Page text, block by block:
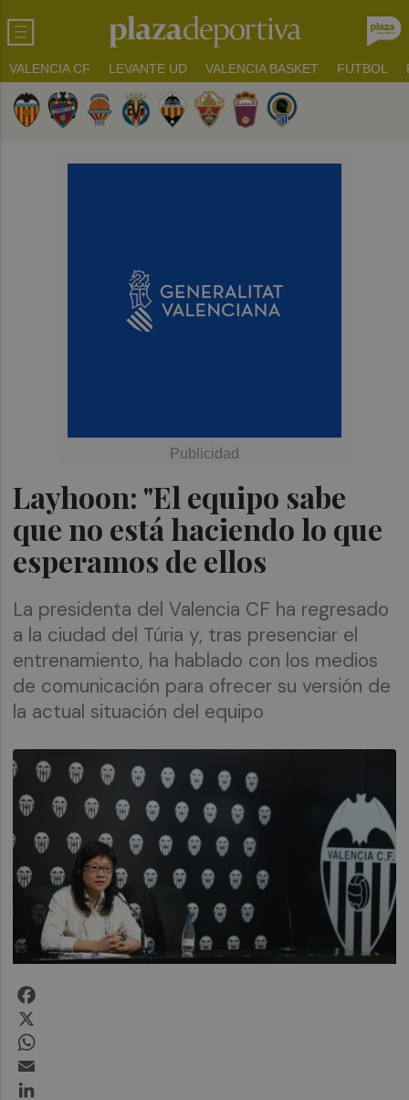
VALENCIA CF LEVANTE UD VALENCIA BASKET FUTBOL
Layhoon: "El equipo sabe
que no está haciendo lo que
esperamos de ellos
La presidenta del Valencia CF ha regresado
a la ciudad del Túria y, tras presenciar el
entrenamiento, ha hablado con los medios
de comunicación para ofrecer su versión de
la actual situación del equipo